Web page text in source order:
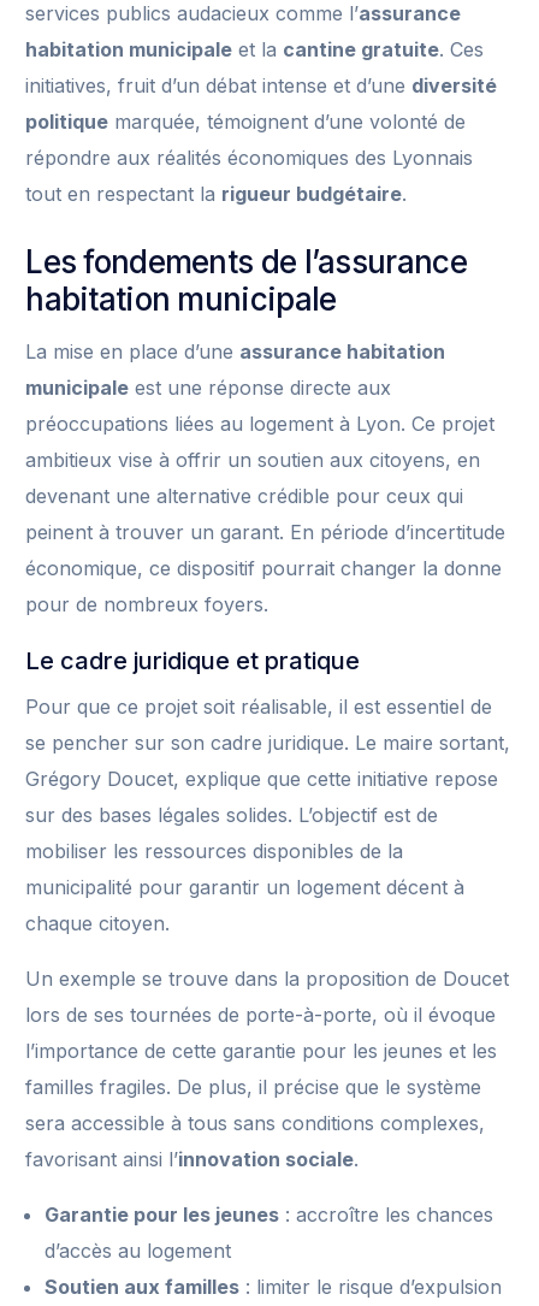
services publics audacieux comme l’assurance
habitation municipale et la cantine gratuite. Ces
initiatives, fruit d’un débat intense et d’une diversité
politique marquée, témoignent d’une volonté de
répondre aux réalités économiques des Lyonnais
tout en respectant la rigueur budgétaire.
Les fondements de l’assurance
habitation municipale
La mise en place d’une assurance habitation
municipale est une réponse directe aux
préoccupations liées au logement à Lyon. Ce projet
ambitieux vise à offrir un soutien aux citoyens, en
devenant une alternative crédible pour ceux qui
peinent à trouver un garant. En période d’incertitude
économique, ce dispositif pourrait changer la donne
pour de nombreux foyers.
Le cadre juridique et pratique
Pour que ce projet soit réalisable, il est essentiel de
se pencher sur son cadre juridique. Le maire sortant,
Grégory Doucet, explique que cette initiative repose
sur des bases légales solides. L’objectif est de
mobiliser les ressources disponibles de la
municipalité pour garantir un logement décent à
chaque citoyen.
Un exemple se trouve dans la proposition de Doucet
lors de ses tournées de porte-à-porte, où il évoque
l’importance de cette garantie pour les jeunes et les
familles fragiles. De plus, il précise que le système
sera accessible à tous sans conditions complexes,
favorisant ainsi l’innovation sociale.
Garantie pour les jeunes : accroître les chances
d’accès au logement
Soutien aux familles : limiter le risque d’expulsion